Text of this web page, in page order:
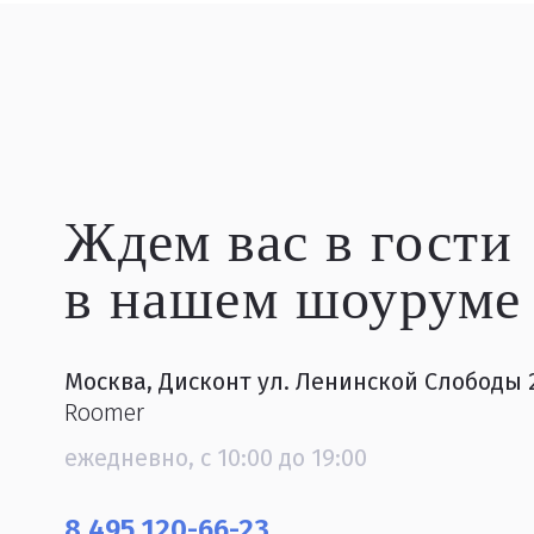
Ждем вас в гости
в нашем шоуруме
Москва, Дисконт ул. Ленинской Слободы
Roomer
ежедневно, с 10:00 до 19:00